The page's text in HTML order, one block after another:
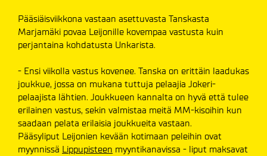
Pääsiäisviikkona vastaan asettuvasta Tanskasta
Marjamäki povaa Leijonille kovempaa vastusta kuin
perjantaina kohdatusta Unkarista.
- Ensi viikolla vastus kovenee. Tanska on erittäin laadukas
joukkue, jossa on mukana tuttuja pelaajia Jokeri-
pelaajista lähtien. Joukkueen kannalta on hyvä että tulee
erilainen vastus, sekin valmistaa meitä MM-kisoihin kun
saadaan pelata erilaisia joukkueita vastaan.
Pääsyliput Leijonien kevään kotimaan peleihin ovat
myynnissä Lippupisteen myyntikanavissa - liput maksavat